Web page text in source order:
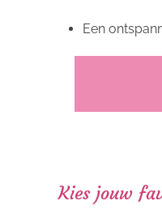
Een
Kies jouw